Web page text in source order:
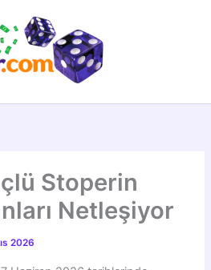
Stoperin
Netleşiyor
2026